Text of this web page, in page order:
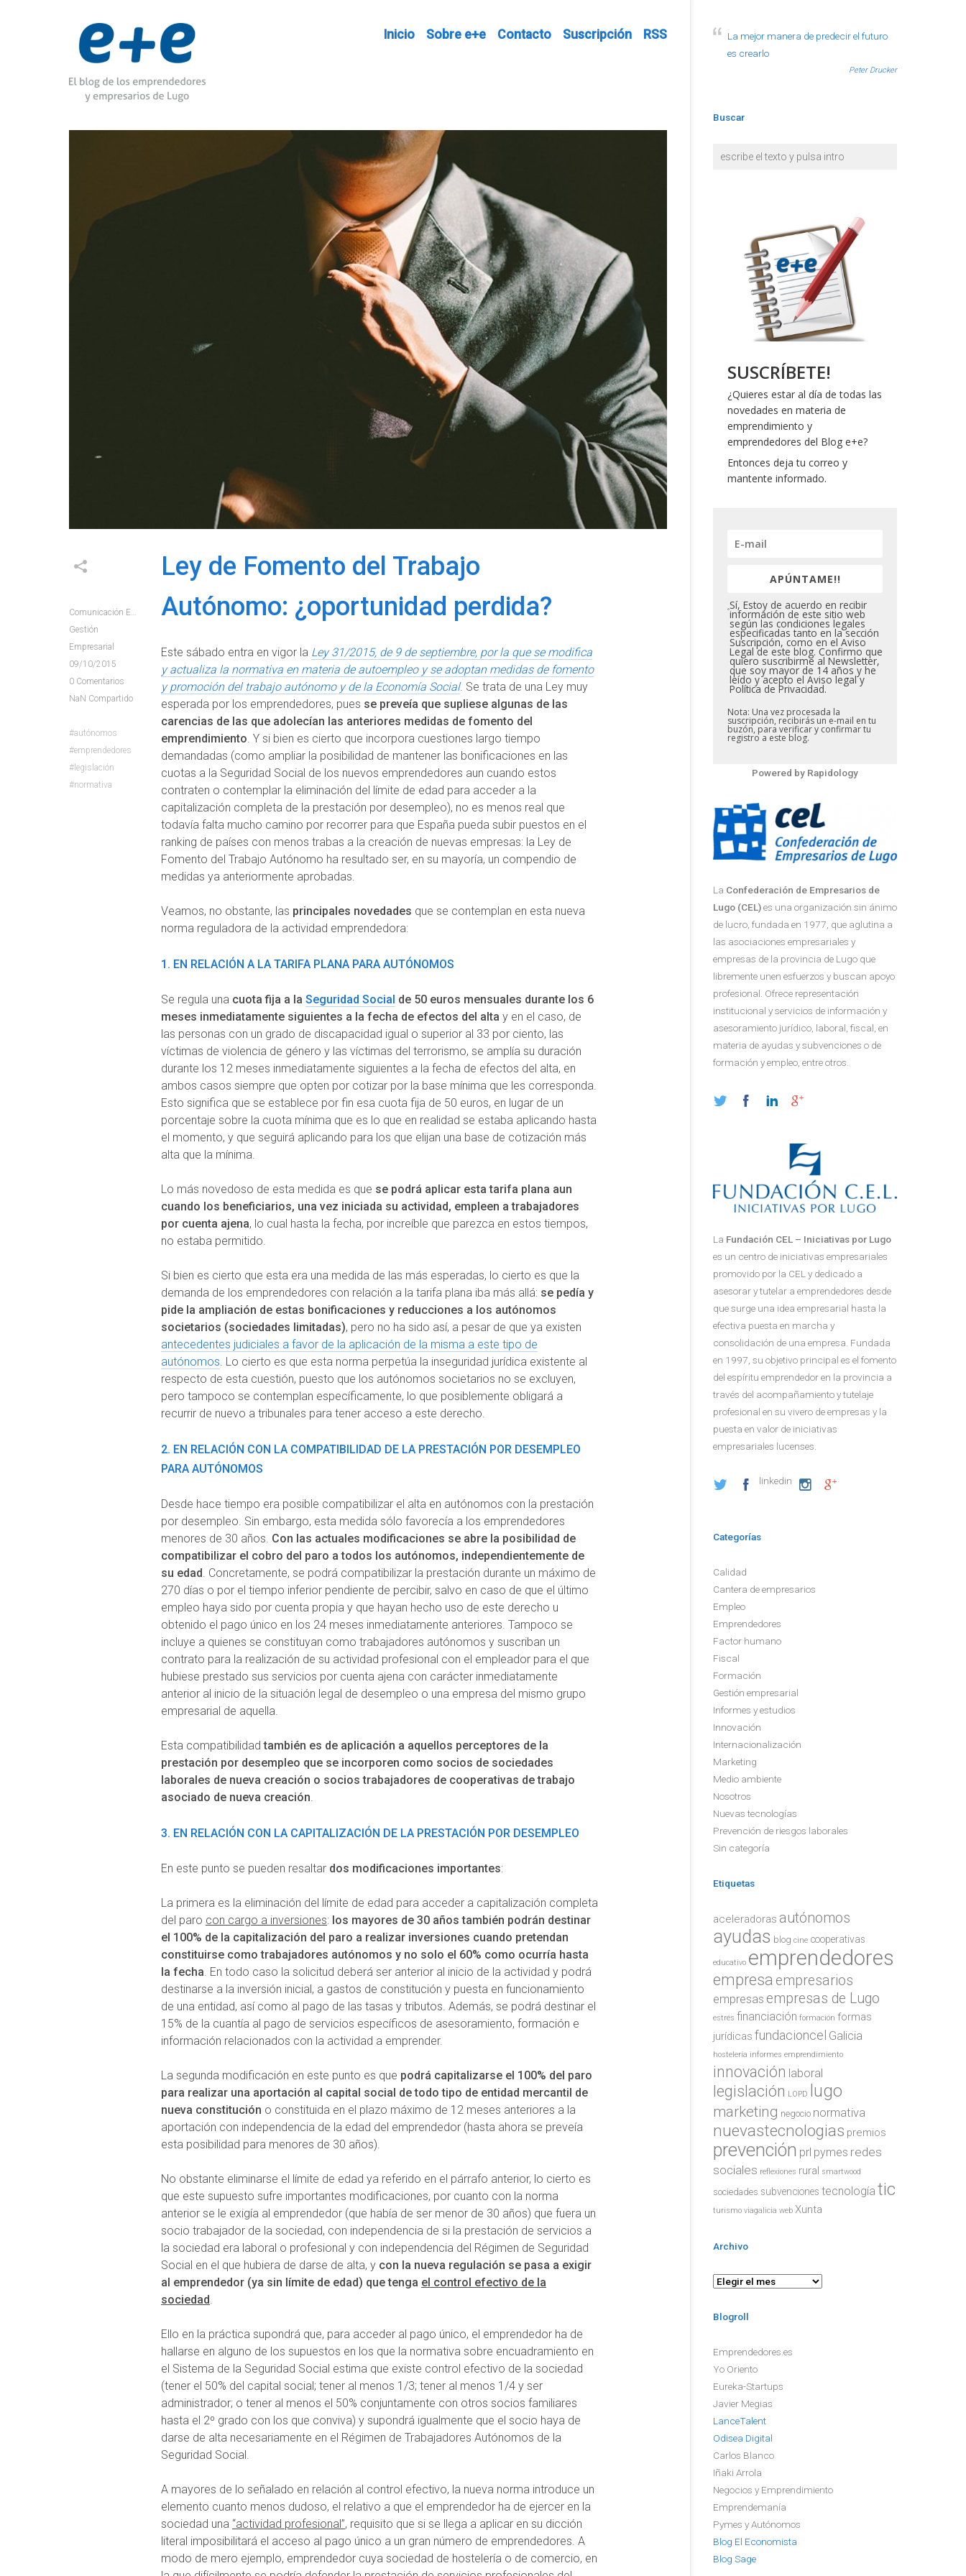
Inicio Sobre e+e Contacto Suscripción RSS
Comunicación E+e
Gestión
Empresarial
09/10/2015
0 Comentarios
NaN Compartido
autónomos
emprendedores
legislación
normativa
Ley de Fomento del Trabajo
Autónomo: ¿oportunidad perdida?
Este sábado entra en vigor la Ley 31/2015, de 9 de septiembre, por la que se modifica
y actualiza la normativa en materia de autoempleo y se adoptan medidas de fomento
y promoción del trabajo autónomo y de la Economía Social. Se trata de una Ley muy
esperada por los emprendedores, pues se preveía que supliese algunas de las
carencias de las que adolecían las anteriores medidas de fomento del
emprendimiento. Y si bien es cierto que incorpora cuestiones largo tiempo
demandadas (como ampliar la posibilidad de mantener las bonificaciones en las
cuotas a la Seguridad Social de los nuevos emprendedores aun cuando estos
contraten o contemplar la eliminación del límite de edad para acceder a la
capitalización completa de la prestación por desempleo), no es menos real que
todavía falta mucho camino por recorrer para que España pueda subir puestos en el
ranking de países con menos trabas a la creación de nuevas empresas: la Ley de
Fomento del Trabajo Autónomo ha resultado ser, en su mayoría, un compendio de
medidas ya anteriormente aprobadas.
Veamos, no obstante, las principales novedades que se contemplan en esta nueva
norma reguladora de la actividad emprendedora:
1. EN RELACIÓN A LA TARIFA PLANA PARA AUTÓNOMOS
Se regula una cuota fija a la Seguridad Social de 50 euros mensuales durante los 6
meses inmediatamente siguientes a la fecha de efectos del alta y en el caso, de
las personas con un grado de discapacidad igual o superior al 33 por ciento, las
víctimas de violencia de género y las víctimas del terrorismo, se amplía su duración
durante los 12 meses inmediatamente siguientes a la fecha de efectos del alta, en
ambos casos siempre que opten por cotizar por la base mínima que les corresponda.
Esto significa que se establece por fin esa cuota fija de 50 euros, en lugar de un
porcentaje sobre la cuota mínima que es lo que en realidad se estaba aplicando hasta
el momento, y que seguirá aplicando para los que elijan una base de cotización más
alta que la mínima.
Lo más novedoso de esta medida es que se podrá aplicar esta tarifa plana aun
cuando los beneficiarios, una vez iniciada su actividad, empleen a trabajadores
por cuenta ajena, lo cual hasta la fecha, por increíble que parezca en estos tiempos,
no estaba permitido.
Si bien es cierto que esta era una medida de las más esperadas, lo cierto es que la
demanda de los emprendedores con relación a la tarifa plana iba más allá: se pedía y
pide la ampliación de estas bonificaciones y reducciones a los autónomos
societarios (sociedades limitadas), pero no ha sido así, a pesar de que ya existen
antecedentes judiciales a favor de la aplicación de la misma a este tipo de
autónomos. Lo cierto es que esta norma perpetúa la inseguridad jurídica existente al
respecto de esta cuestión, puesto que los autónomos societarios no se excluyen,
pero tampoco se contemplan específicamente, lo que posiblemente obligará a
recurrir de nuevo a tribunales para tener acceso a este derecho.
2. EN RELACIÓN CON LA COMPATIBILIDAD DE LA PRESTACIÓN POR DESEMPLEO
PARA AUTÓNOMOS
Desde hace tiempo era posible compatibilizar el alta en autónomos con la prestación
por desempleo. Sin embargo, esta medida sólo favorecía a los emprendedores
menores de 30 años. Con las actuales modificaciones se abre la posibilidad de
compatibilizar el cobro del paro a todos los autónomos, independientemente de
su edad. Concretamente, se podrá compatibilizar la prestación durante un máximo de
270 días o por el tiempo inferior pendiente de percibir, salvo en caso de que el último
empleo haya sido por cuenta propia y que hayan hecho uso de este derecho u
obtenido el pago único en los 24 meses inmediatamente anteriores. Tampoco se
incluye a quienes se constituyan como trabajadores autónomos y suscriban un
contrato para la realización de su actividad profesional con el empleador para el que
hubiese prestado sus servicios por cuenta ajena con carácter inmediatamente
anterior al inicio de la situación legal de desempleo o una empresa del mismo grupo
empresarial de aquella.
Esta compatibilidadtambién es de aplicación a aquellos perceptores de la
prestación por desempleo que se incorporen como socios de sociedades
laborales de nueva creación o socios trabajadores de cooperativas de trabajo
asociado de nueva creación.
3. EN RELACIÓN CON LA CAPITALIZACIÓN DE LA PRESTACIÓN POR DESEMPLEO
En este punto se pueden resaltar dos modificaciones importantes:
La primera es la eliminación del límite de edad para acceder a capitalización completa
del paro con cargo a inversiones: los mayores de 30 años también podrán destinar
el 100% de la capitalización del paro a realizar inversiones cuando pretendan
constituirse como trabajadores autónomos y no solo el 60% como ocurría hasta
la fecha. En todo caso la solicitud deberá ser anterior al inicio de la actividad y podrá
destinarse a la inversión inicial, a gastos de constitución y puesta en funcionamiento
de una entidad, así como al pago de las tasas y tributos. Además, se podrá destinar el
15% de la cuantía al pago de servicios específicos de asesoramiento, formación e
información relacionados con la actividad a emprender.
La segunda modificación en este punto es que podrá capitalizarse el 100% del paro
para realizar una aportación al capital social de todo tipo de entidad mercantil de
nueva constitución o constituida en el plazo máximo de 12 meses anteriores a la
aportación con independencia de la edad del emprendedor (hasta ahora se preveía
esta posibilidad para menores de 30 años).
No obstante eliminarse el límite de edad ya referido en el párrafo anterior, lo cierto es
que este supuesto sufre importantes modificaciones, por cuanto con la norma
anterior se le exigía al emprendedor (que había de ser menor de 30 años) que fuera un
socio trabajador de la sociedad, con independencia de si la prestación de servicios a
la sociedad era laboral o profesional y con independencia del Régimen de Seguridad
Social en el que hubiera de darse de alta, y con la nueva regulación se pasa a exigir
al emprendedor (ya sin límite de edad) que tenga el control efectivo de la
sociedad.
Ello en la práctica supondrá que, para acceder al pago único, el emprendedor ha de
hallarse en alguno de los supuestos en los que la normativa sobre encuadramiento en
el Sistema de la Seguridad Social estima que existe control efectivo de la sociedad
(tener el 50% del capital social; tener al menos 1/3; tener al menos 1/4 y ser
administrador; o tener al menos el 50% conjuntamente con otros socios familiares
hasta el 2º grado con los que conviva) y supondrá igualmente que el socio haya de
darse de alta necesariamente en el Régimen de Trabajadores Autónomos de la
Seguridad Social.
A mayores de lo señalado en relación al control efectivo, la nueva norma introduce un
elemento cuanto menos dudoso, el relativo a que el emprendedor ha de ejercer en la
sociedad una “actividad profesional”, requisito que si se llega a aplicar en su dicción
literal imposibilitará el acceso al pago único a un gran número de emprendedores. A
modo de mero ejemplo, emprendedor cuya sociedad de hostelería o de comercio, en
La mejor manera de predecir el futuro
es crearlo
Peter Drucker
Buscar
SUSCRÍBETE!
¿Quieres estar al día de todas las
novedades en materia de
emprendimiento y
emprendedores del Blog e+e?
Entonces deja tu correo y
mantente informado.
APÚNTAME!!
Sí, Estoy de acuerdo en recibir
información de este sitio web
según las condiciones legales
especificadas tanto en la sección
Suscripción, como en el Aviso
Legal de este blog. Confirmo que
quiero suscribirme al Newsletter,
que soy mayor de 14 años y he
leído y acepto el Aviso legal y
Política de Privacidad.
Nota: Una vez procesada la
suscripción, recibirás un e-mail en tu
buzón, para verificar y confirmar tu
registro a este blog.
Powered by Rapidology
La Confederación de Empresarios de
Lugo (CEL)es una organización sin ánimo
de lucro, fundada en 1977, que aglutina a
las asociaciones empresariales y
empresas de la provincia de Lugo que
libremente unen esfuerzos y buscan apoyo
profesional. Ofrece representación
institucional y servicios de información y
asesoramiento jurídico, laboral, fiscal, en
materia de ayudas y subvenciones o de
formación y empleo, entre otros.
La Fundación CEL – Iniciativas por Lugo
es un centro de iniciativas empresariales
promovido por la CEL y dedicado a
asesorar y tutelar a emprendedores desde
que surge una idea empresarial hasta la
efectiva puesta en marcha y
consolidación de una empresa. Fundada
en 1997, su objetivo principal es el fomento
del espíritu emprendedor en la provincia a
través del acompañamiento y tutelaje
profesional en su vivero de empresas y la
puesta en valor de iniciativas
empresariales lucenses.
linkedin
Categorías
Calidad
Cantera de empresarios
Empleo
Emprendedores
Factor humano
Fiscal
Formación
Gestión empresarial
Informes y estudios
Innovación
Internacionalización
Marketing
Medio ambiente
Nosotros
Nuevas tecnologías
Prevención de riesgos laborales
Sin categoría
Etiquetas
aceleradoras autónomos
ayudas blog cine cooperativas
educativo emprendedores
empresa empresarios
empresas empresas de Lugo
estrés financiación formación formas
jurídicas fundacioncel Galicia
hostelería informes emprendimiento
innovación laboral
legislación LOPD lugo
marketing negocio normativa
nuevastecnologias premios
prevención prl pymes redes
sociales reflexiones rural smartwood
sociedades subvenciones tecnología tic
turismo viagalicia web Xunta
Archivo
Archivo
Blogroll
Emprendedores.es
Yo Oriento
Eureka-Startups
Javier Megias
LanceTalent
Odisea Digital
Carlos Blanco
Iñaki Arrola
Negocios y Emprendimiento
Emprendemanía
Pymes y Autónomos
Blog El Economista
Blog Sage